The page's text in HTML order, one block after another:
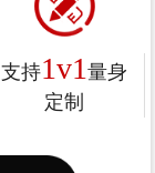
支持1v1 量身
定制